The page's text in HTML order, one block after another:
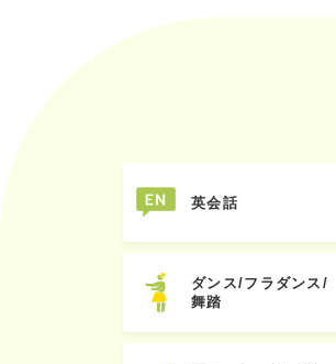
英会話
ダンス/フラダンス/
舞踏